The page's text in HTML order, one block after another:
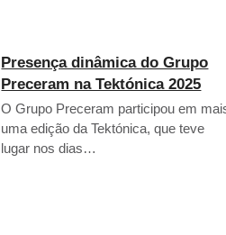
Presença dinâmica do Grupo
Preceram na Tektónica 2025
O Grupo Preceram participou em
uma edição da Tektónica, que teve
lugar nos dias…